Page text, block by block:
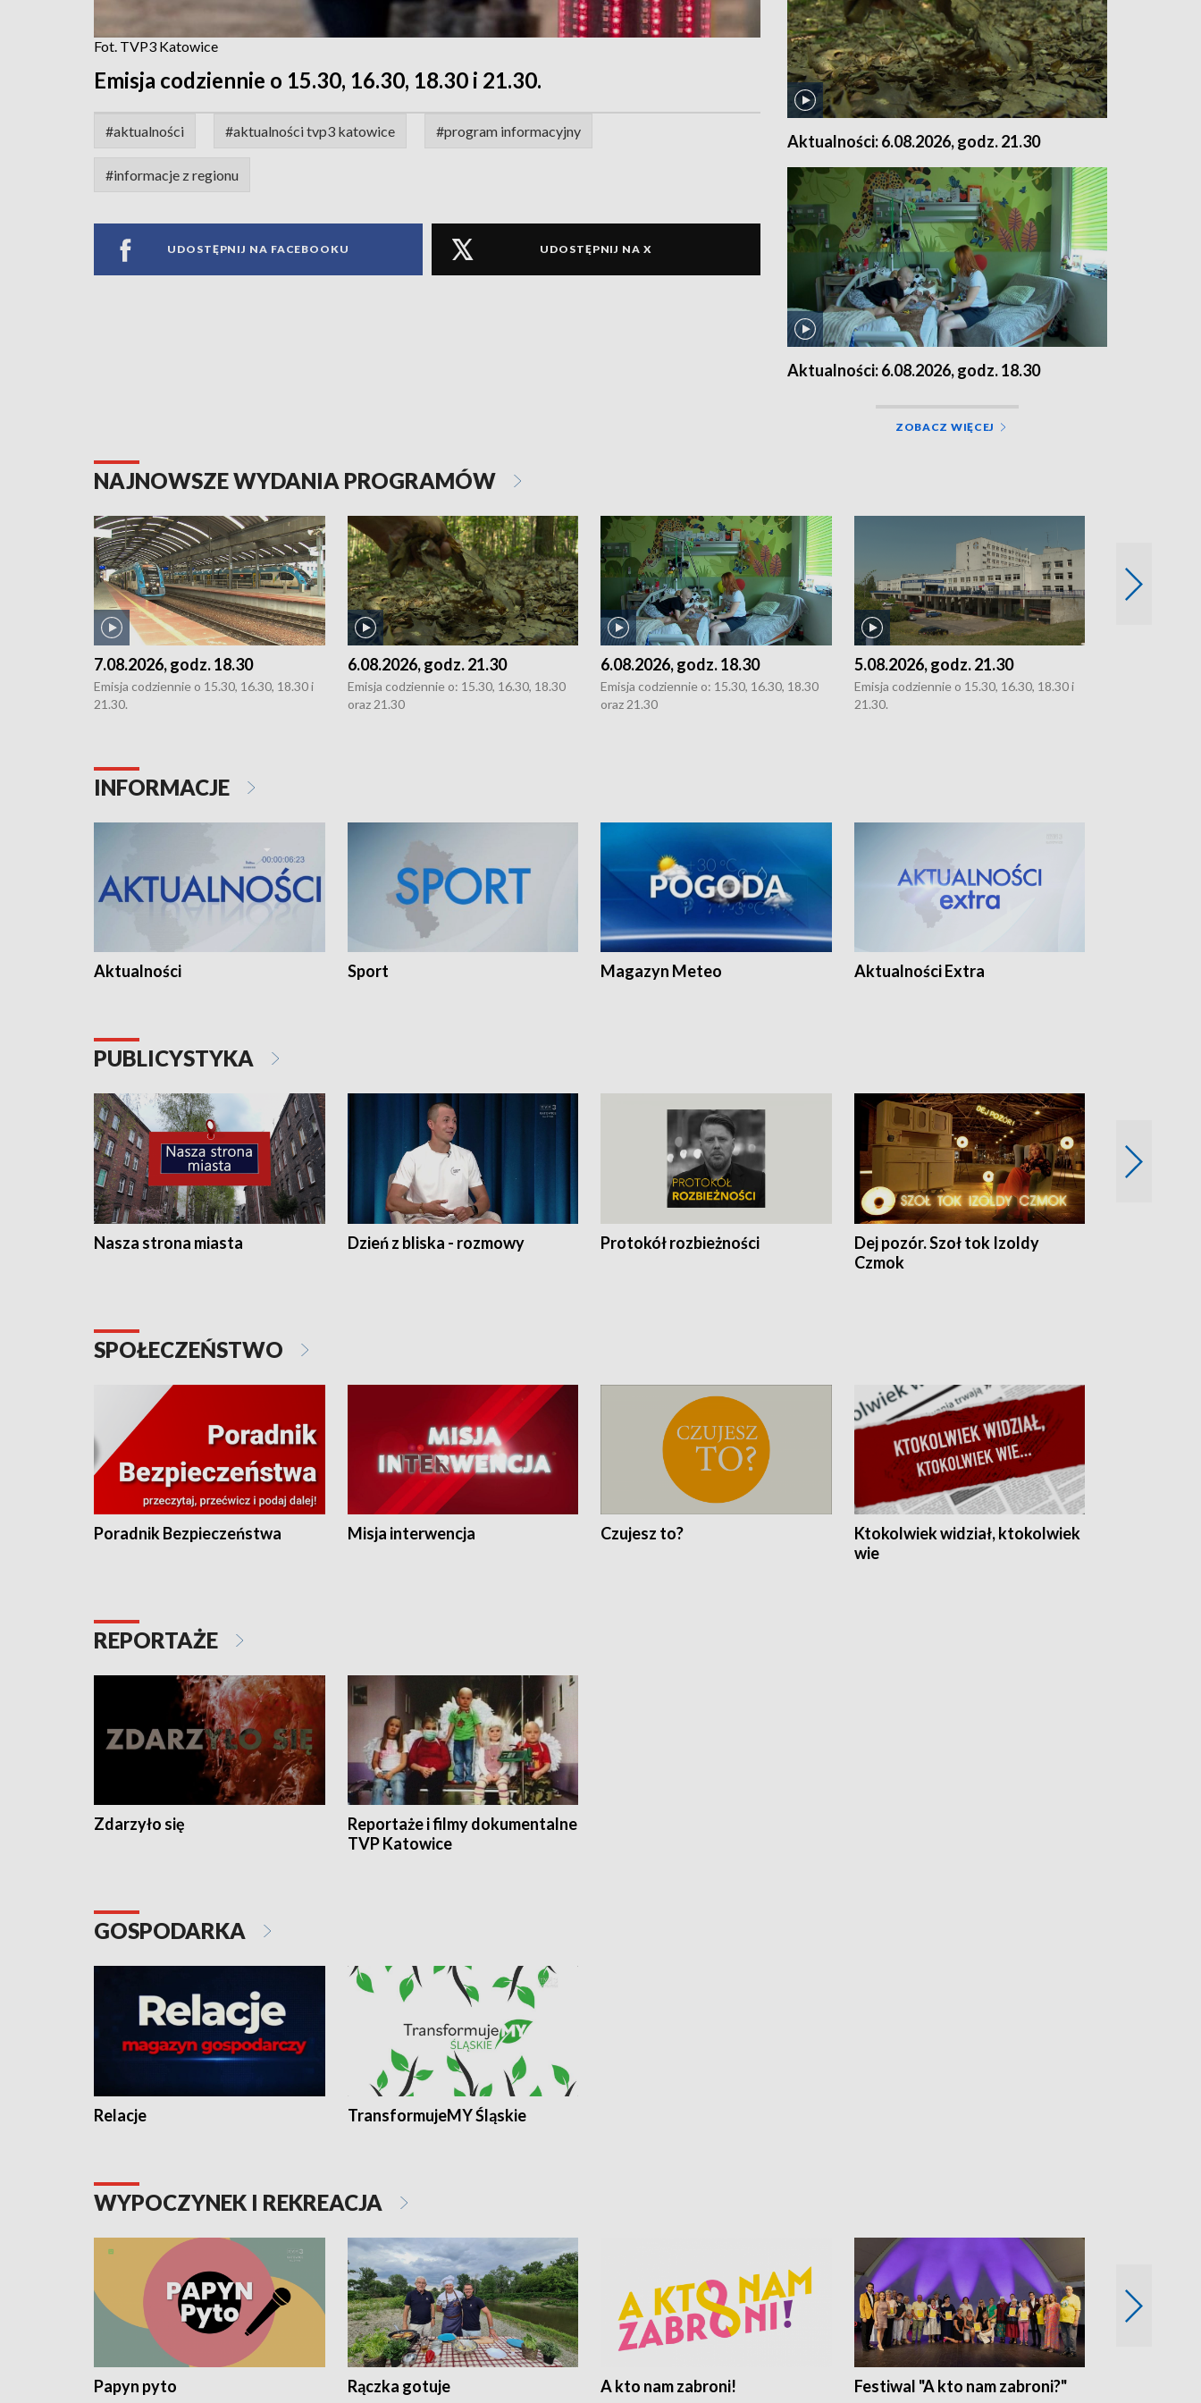
Fot. TVP3 Katowice
Emisja codziennie o 15.30, 16.30, 18.30 i 21.30.
#aktualności #aktualności tvp3 katowice #program informacyjny
#informacje z regionu
UDOSTĘPNIJ NA FACEBOOKU UDOSTĘPNIJ NA X
Aktualności: 6.08.2026, godz. 21.30
Aktualności: 6.08.2026, godz. 18.30
ZOBACZ WIĘCEJ
NAJNOWSZE WYDANIA PROGRAMÓW
7.08.2026, godz. 18.30
Emisja codziennie o 15.30, 16.30, 18.30 i
21.30.
6.08.2026, godz. 21.30
Emisja codziennie o: 15.30, 16.30, 18.30
oraz 21.30
6.08.2026, godz. 18.30
Emisja codziennie o: 15.30, 16.30, 18.30
oraz 21.30
5.08.2026, godz. 21.30
Emisja codziennie o 15.30, 16.30, 18.30 i
21.30.
INFORMACJE
Aktualności Sport Magazyn Meteo Aktualności Extra
PUBLICYSTYKA
Nasza strona miasta Dzień z bliska - rozmowy Protokół rozbieżności
Dej pozór. Szoł tok Izoldy
Czmok
SPOŁECZEŃSTWO
Poradnik Bezpieczeństwa Misja interwencja Czujesz to?
Ktokolwiek widział, ktokolwiek
wie
REPORTAŻE
Zdarzyło się
Reportaże i filmy dokumentalne
TVP Katowice
GOSPODARKA
Relacje TransformujeMY Śląskie
WYPOCZYNEK I REKREACJA
Papyn pyto Rączka gotuje A kto nam zabroni! Festiwal "A kto nam zabroni?"